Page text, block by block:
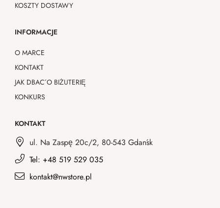
KOSZTY DOSTAWY
INFORMACJE
O MARCE
KONTAKT
JAK DBAĆ O BIŻUTERIĘ
KONKURS
KONTAKT
ul. Na Zaspę 20c/2, 80-543 Gdańsk
Tel: +48 519 529 035
kontakt@nwstore.pl